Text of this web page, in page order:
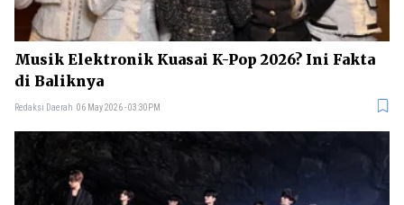
Musik Elektronik Kuasai K-Pop 2026? Ini Fakta
di Baliknya
Redaksi Daerah 06 May 2026 - 03:30PM